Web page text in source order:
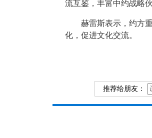
流互鉴，丰富中约战略
赫雷斯表示，约方
化，促进文化交流。
推荐给朋友：